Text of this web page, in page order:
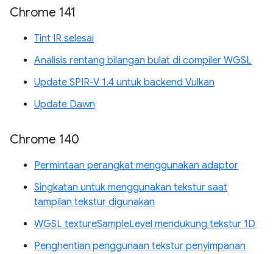
Chrome 141
Tint IR selesai
Analisis rentang bilangan bulat di compiler WGSL
Update SPIR-V 1.4 untuk backend Vulkan
Update Dawn
Chrome 140
Permintaan perangkat menggunakan adaptor
Singkatan untuk menggunakan tekstur saat
tampilan tekstur digunakan
WGSL textureSampleLevel mendukung tekstur 1D
Penghentian penggunaan tekstur penyimpanan